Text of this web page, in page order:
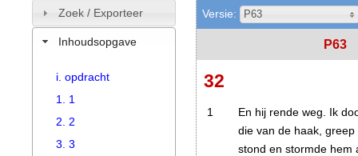
Versie: P63
P63
32
1
En hij rende weg. Ik
die van de haak,
stond en stormde hem
Zoek / Exporteer
Inhoudsopgave
i. opdracht
1. 1
2. 2
3. 3